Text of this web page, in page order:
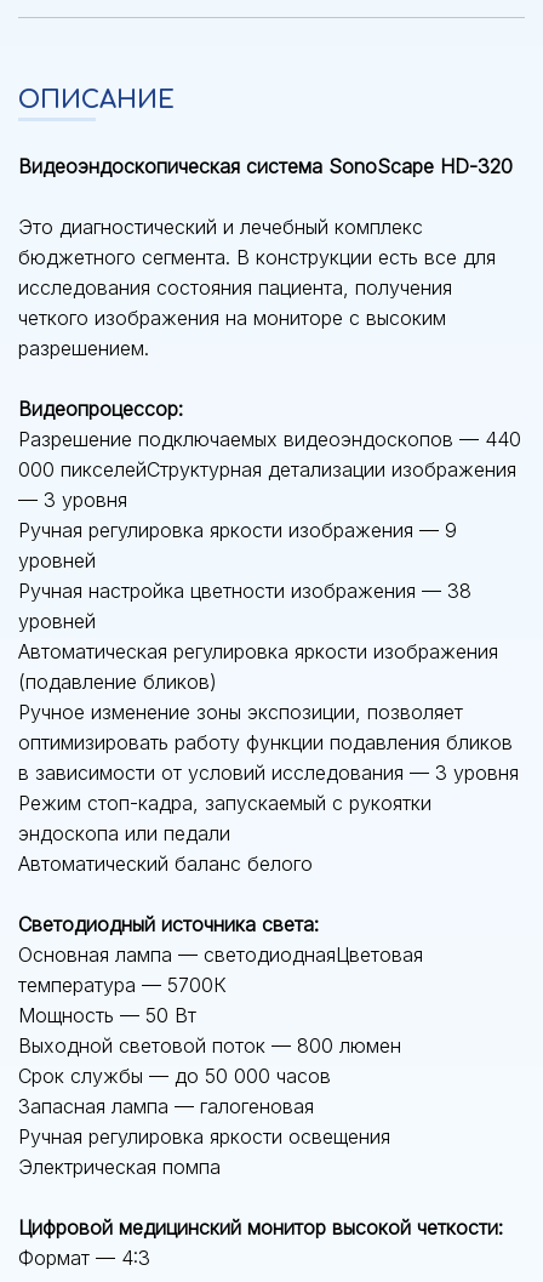
ОПИСАНИЕ
Видеоэндоскопическая система SonoScape HD-320
Это диагностический и лечебный комплекс
бюджетного сегмента. В конструкции есть все для
исследования состояния пациента, получения
четкого изображения на мониторе с высоким
разрешением.
Видеопроцессор:
Разрешение подключаемых видеоэндоскопов — 440
000 пикселейСтруктурная детализации изображения
— 3 уровня
Ручная регулировка яркости изображения — 9
уровней
Ручная настройка цветности изображения — 38
уровней
Автоматическая регулировка яркости изображения
(подавление бликов)
Ручное изменение зоны экспозиции, позволяет
оптимизировать работу функции подавления бликов
в зависимости от условий исследования — 3 уровня
Режим стоп-кадра, запускаемый с рукоятки
эндоскопа или педали
Автоматический баланс белого
Светодиодный источника света:
Основная лампа — светодиоднаяЦветовая
температура — 5700К
Мощность — 50 Вт
Выходной световой поток — 800 люмен
Срок службы — до 50 000 часов
Запасная лампа — галогеновая
Ручная регулировка яркости освещения
Электрическая помпа
Цифровой медицинский монитор высокой четкости:
Формат — 4:3